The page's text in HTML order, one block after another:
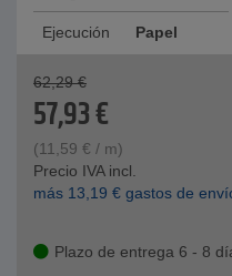
Ejecución Papel
62,29 €
57,93€
(11,59 € / m)
Precio IVA incl.
más 13,19 € gastos de
Plazo de entrega 6 - 8